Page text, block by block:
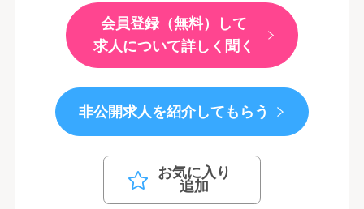
会員登録（無料）して
求人について詳しく聞く
非公開求人を紹介してもらう
お気に入り
追加